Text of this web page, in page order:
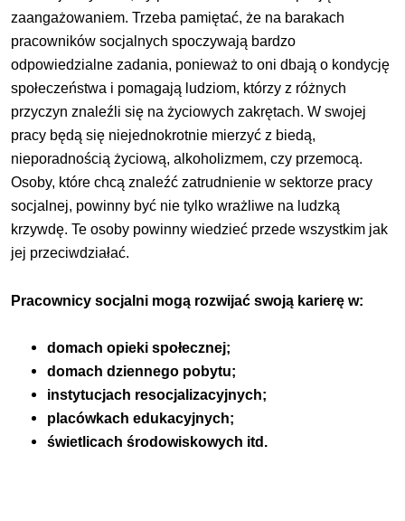
zaangażowaniem. Trzeba pamiętać, że na barakach
pracowników socjalnych spoczywają bardzo
odpowiedzialne zadania, ponieważ to oni dbają o kondycję
społeczeństwa i pomagają ludziom, którzy z różnych
przyczyn znaleźli się na życiowych zakrętach. W swojej
pracy będą się niejednokrotnie mierzyć z biedą,
nieporadnością życiową, alkoholizmem, czy przemocą.
Osoby, które chcą znaleźć zatrudnienie w sektorze pracy
socjalnej, powinny być nie tylko wrażliwe na ludzką
krzywdę. Te osoby powinny wiedzieć przede wszystkim jak
jej przeciwdziałać.
Pracownicy socjalni mogą rozwijać swoją karierę w:
domach opieki społecznej;
domach dziennego pobytu;
instytucjach resocjalizacyjnych;
placówkach edukacyjnych;
świetlicach środowiskowych itd.